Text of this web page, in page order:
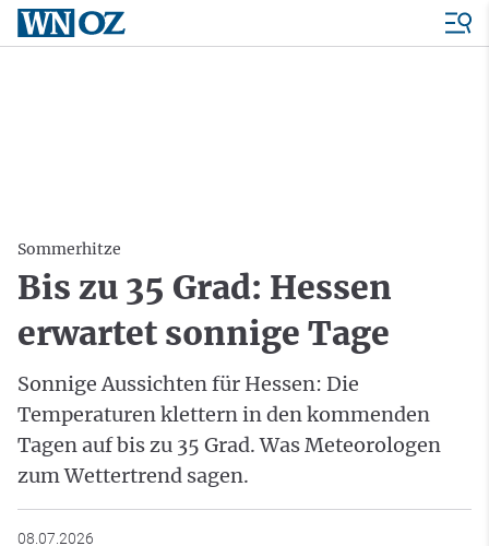
Sommerhitze
Bis zu 35 Grad: Hessen
erwartet sonnige Tage
Sonnige Aussichten für Hessen: Die
Temperaturen klettern in den kommenden
Tagen auf bis zu 35 Grad. Was Meteorologen
zum Wettertrend sagen.
08.07.2026